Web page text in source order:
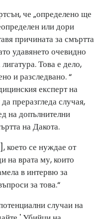
че „определено ще
или дори
причината за смъртта
удавянето очевидно
Това е дело,
и разследвано. “
експерт на
преразгледа случая,
на допълнителни
на Дакота.
което се нуждае от
на врата му, които
в интервю за
за това.“
случаи на